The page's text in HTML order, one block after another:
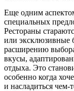
Еще одним
специальных
Рестораны
или эксклюзивные
расширению
вкусы,
отдыха. Это
особенно когда
и насладиться